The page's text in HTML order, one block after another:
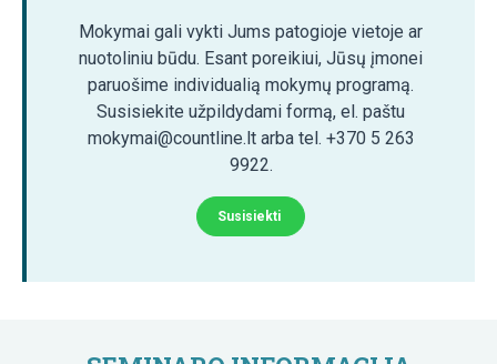
Mokymai gali vykti Jums patogioje vietoje ar
nuotoliniu būdu. Esant poreikiui, Jūsų įmonei
paruošime individualią mokymų programą.
Susisiekite užpildydami formą, el. paštu
mokymai@countline.lt arba tel. +370 5 263
9922.
Susisiekti